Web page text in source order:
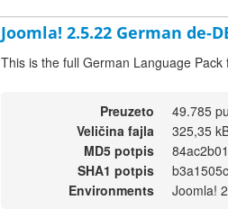
Joomla! 2.5.22 German de-
This is the full German Language Pack
Preuzeto
49.785
Veličina fajla
325,35
MD5 potpis
SHA1 potpis
Environments
Joomla!